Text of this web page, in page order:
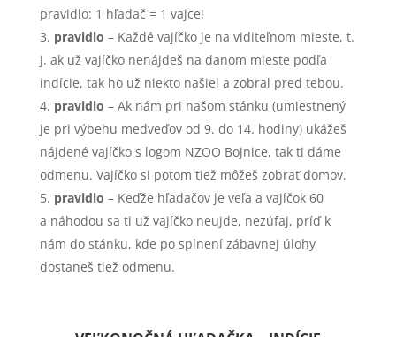
pravidlo: 1 hľadač = 1 vajce!
pravidlo – Každé vajíčko je na viditeľnom mieste, t.
j. ak už vajíčko nenájdeš na danom mieste podľa
indície, tak ho už niekto našiel a zobral pred tebou.
pravidlo – Ak nám pri našom stánku (umiestnený
je pri výbehu medveďov od 9. do 14. hodiny) ukážeš
nájdené vajíčko s logom NZOO Bojnice, tak ti dáme
odmenu. Vajíčko si potom tiež môžeš zobrať domov.
pravidlo – Keďže hľadačov je veľa a vajíčok 60
a náhodou sa ti už vajíčko neujde, nezúfaj, príď k
nám do stánku, kde po splnení zábavnej úlohy
dostaneš tiež odmenu.